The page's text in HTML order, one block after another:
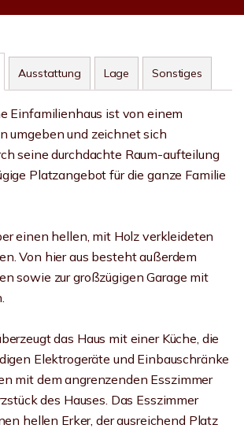
Ausstattung Lage Sonstiges
Einfamilienhaus ist von einem
umgeben und zeichnet sich
seine durchdachte Raum-aufteilung
Platzangebot für die ganze Familie
einen hellen, mit Holz verkleideten
Von hier aus besteht außerdem
sowie zur großzügigen Garage mit
das Haus mit einer Küche, die
Elektrogeräte und Einbauschränke
mit dem angrenzenden Esszimmer
des Hauses. Das Esszimmer
hellen Erker, der ausreichend Platz